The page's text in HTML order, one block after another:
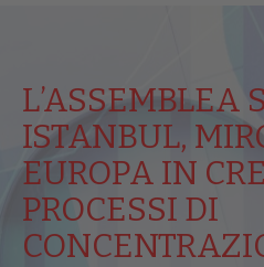
Gestione
Dalle
L’ASSEMBLEA
ISTANBUL,
EUROPA IN
PROCESSI DI